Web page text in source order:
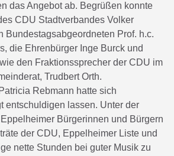
das Angebot ab. Begrüßen konnte
CDU Stadtverbandes Volker
Bundestagsabgeordneten Prof. h.c.
die Ehrenbürger Inge Burck und
den Fraktionssprecher der CDU im
Trudbert Orth.
Rebmann hatte sich
entschuldigen lassen. Unter der
Bürgerinnen und Bürgern
der CDU, Eppelheimer Liste und
nette Stunden bei guter Musik zu